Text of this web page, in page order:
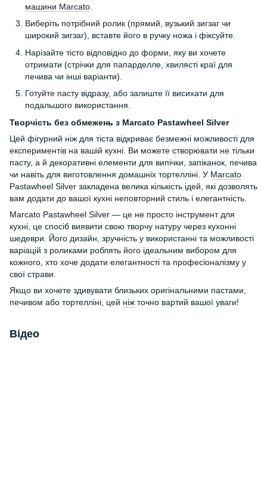
машини Marcato
Виберіть потрібний ролик (прямий, вузький зигзаг чи
широкий зигзаг), вставте його в ручку ножа і фіксуйте.
Нарізайте тісто відповідно до форми, яку ви хочете
отримати (стрічки для папарделле, хвилясті краї для
печива чи інші варіанти).
Готуйте пасту відразу, або залиште її висихати для
подальшого використання.
Творчість без обмежень з Marcato Pastawheel Silver
Цей фігурний ніж для тіста відкриває безмежні можливості для
експериментів на вашій кухні. Ви можете створювати не тільки
пасту, а й декоративні елементи для випічки, запіканок, печива
чи навіть для виготовлення домашніх тортелліні. У Marcato
Pastawheel Silver закладена велика кількість ідей, які дозволять
вам додати до вашої кухні неповторний стиль і елегантність.
Marcato Pastawheel Silver — це не просто інструмент для
кухні, це спосіб виявити свою творчу натуру через кухонні
шедеври. Його дизайн, зручність у використанні та можливості
варіацій з роликами роблять його ідеальним вибором для
кожного, хто хоче додати елегантності та професіоналізму у
свої страви.
Якщо ви хочете здивувати близьких оригінальними пастами,
печивом або тортелліні, цей ніж точно вартий вашої уваги!
Відео